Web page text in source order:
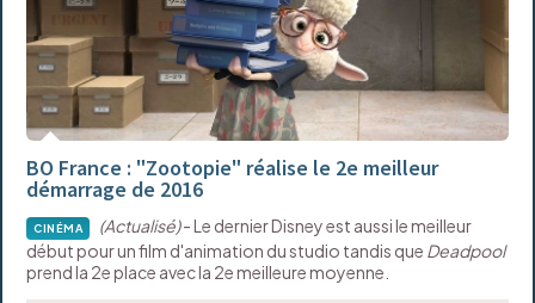
BO France : "Zootopie" réalise le 2e meilleur
démarrage de 2016
CINÉMA (Actualisé)- Le dernier Disney est aussi le meilleur
début pour un film d'animation du studio tandis que Deadpool
prend la 2e place avec la 2e meilleure moyenne.